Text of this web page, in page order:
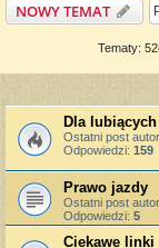
NOWY TEMAT
Tematy:
Dla
Ostatni post
Odpowiedzi: 159
Prawo jazdy
Ostatni post
Odpowiedzi: 5
Ciekawe linki